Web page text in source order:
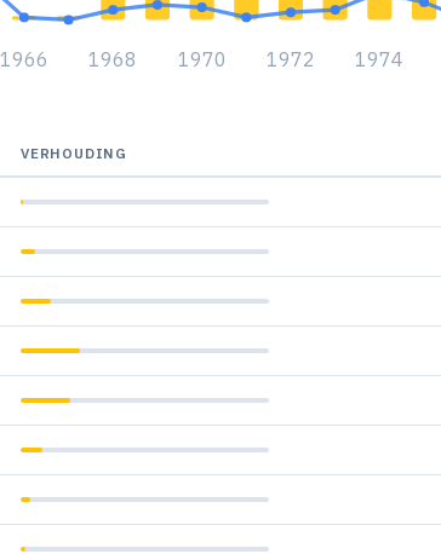
1966 1968 1970 1972 1974
VERHOUDING